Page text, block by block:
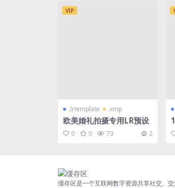
VIP
.lrtemplate .xmp
欧美婚礼拍摄专用LR预设
0 0 73 2
缓存区是一个互联网数字资源共享社交、交